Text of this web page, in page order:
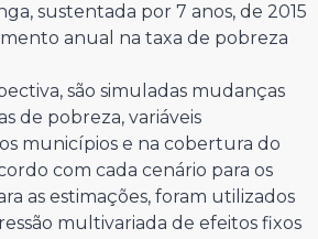
sustentada por 7 anos, de 2015
anual na taxa de pobreza
são simuladas mudanças
de pobreza, variáveis
municípios e na cobertura do
com cada cenário para os
as estimações, foram utilizados
multivariada de efeitos fixos